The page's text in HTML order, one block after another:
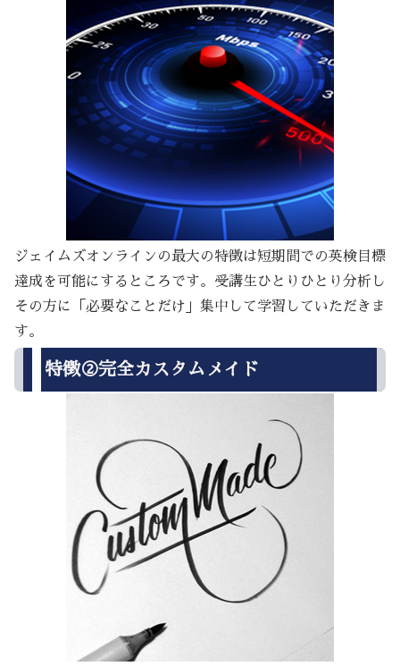
ジェイムズオンラインの最大の特徴は短期間での英検目標
達成を可能にするところです。受講生ひとりひとり分析し
その方に「必要なことだけ」集中して学習していただきま
す。
特徴②完全カスタムメイド